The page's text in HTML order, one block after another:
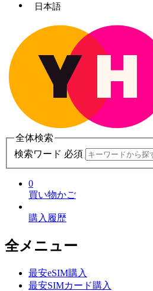
日本語
全体検索
検索ワード 必須
0
買い物かご
購入履歴
全メニュー
最安eSIM購入
最安SIMカード購入